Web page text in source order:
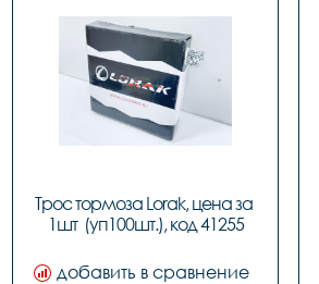
Трос тормоза Lorak, цена за
1шт  (уп100шт.), код 41255
добавить в сравнение